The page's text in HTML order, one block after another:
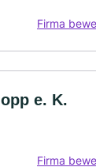
Firma
e. K.
Firma